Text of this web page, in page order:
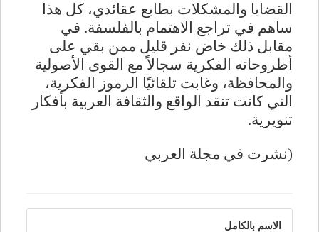
القضايا والمشكلات بطابع عقائدي، كل هذا
ساهم في تراجع الاهتمام بالفلسفة. في
مقابل ذلك خاض نفر قليل ممن بقي على
أطروحاته الفكرية سجالاً مع القوى الأصولية
والمحافظة، وغابت تلقائيًا الرموز الفكرية،
التي كانت تنقد الواقع والثقافة العربية بأفكار
تنويرية.
(نشرت في مجلة العربي
الاسم بالكامل